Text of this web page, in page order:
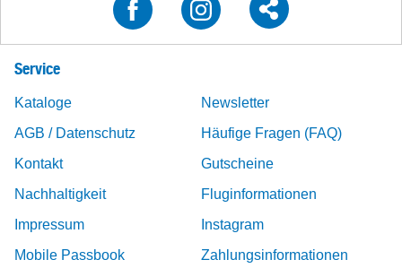
Service
Kataloge
Newsletter
AGB / Datenschutz
Häufige Fragen (FAQ)
Kontakt
Gutscheine
Nachhaltigkeit
Fluginformationen
Impressum
Instagram
Mobile Passbook
Zahlungsinformationen